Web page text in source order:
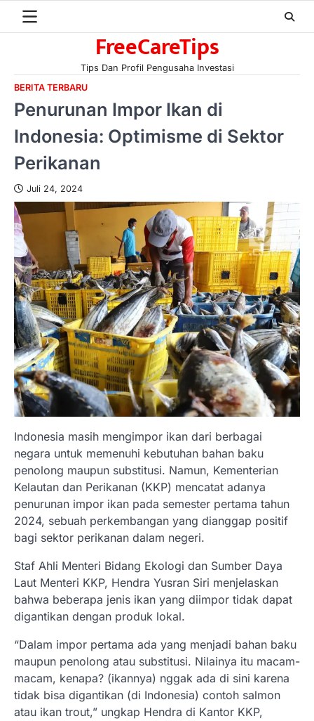
FreeCareTips
Tips Dan Profil Pengusaha Investasi
BERITA TERBARU
Penurunan Impor Ikan di
Indonesia: Optimisme di Sektor
Perikanan
Juli 24, 2024
Indonesia masih mengimpor ikan dari berbagai
negara untuk memenuhi kebutuhan bahan baku
penolong maupun substitusi. Namun, Kementerian
Kelautan dan Perikanan (KKP) mencatat adanya
penurunan impor ikan pada semester pertama tahun
2024, sebuah perkembangan yang dianggap positif
bagi sektor perikanan dalam negeri.
Staf Ahli Menteri Bidang Ekologi dan Sumber Daya
Laut Menteri KKP, Hendra Yusran Siri menjelaskan
bahwa beberapa jenis ikan yang diimpor tidak dapat
digantikan dengan produk lokal.
“Dalam impor pertama ada yang menjadi bahan baku
maupun penolong atau substitusi. Nilainya itu macam-
macam, kenapa? (ikannya) nggak ada di sini karena
tidak bisa digantikan (di Indonesia) contoh salmon
atau ikan trout,” ungkap Hendra di Kantor KKP,